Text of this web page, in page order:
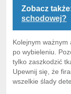
Zobacz
schodowej?
Kolejnym ważnym
po wybieleniu.
tylko zaszkodzić
Upewnij się, że
wszelkie ślady